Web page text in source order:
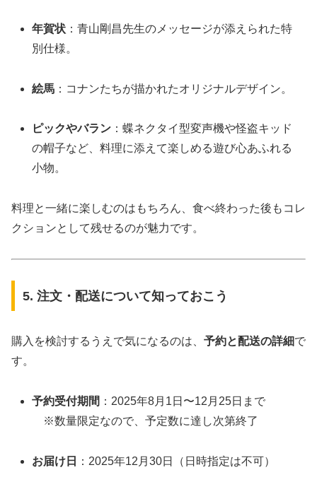
年賀状 ：青山剛昌先生のメッセージが添えられた特
別仕様。
絵馬 ：コナンたちが描かれたオリジナルデザイン。
ピックやバラン ：蝶ネクタイ型変声機や怪盗キッド
の帽子など、料理に添えて楽しめる遊び心あふれる
小物。
料理と一緒に楽しむのはもちろん、食べ終わった後もコレ
クションとして残せるのが魅力です。
5. 注文・配送について知っておこう
購入を検討するうえで気になるのは、 予約と配送の詳細で
す。
予約受付期間 ：2025年8月1日〜12月25日まで
※数量限定なので、予定数に達し次第終了
お届け日 ：2025年12月30日（日時指定は不可）